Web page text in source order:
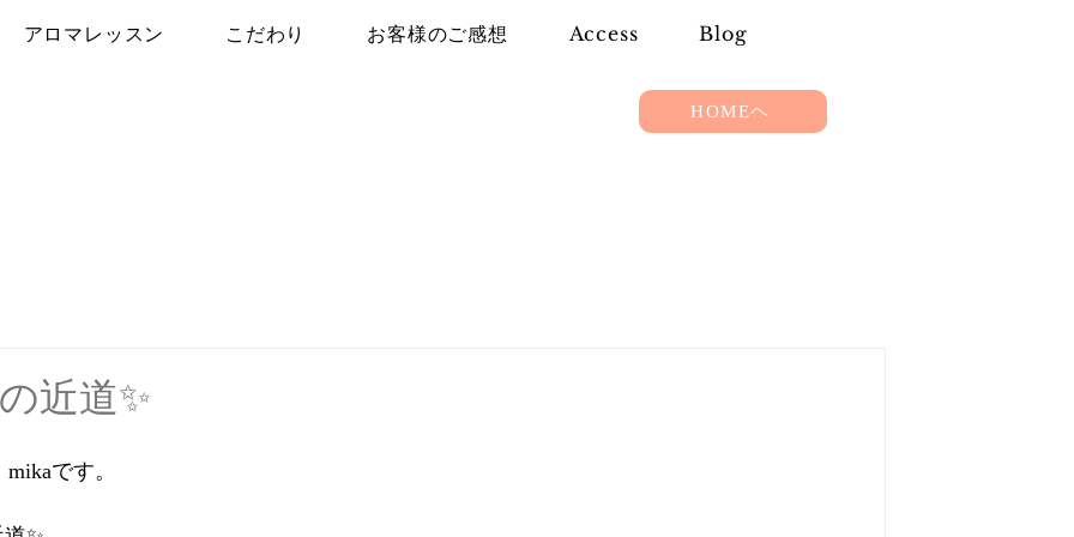
アロマレッスン こだわり お客様のご感想 Access Blog
HOMEヘ
近道✨
です。